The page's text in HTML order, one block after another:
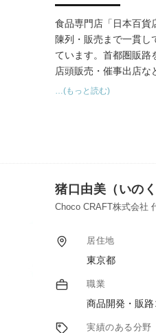
食品専門店「日本百貨
陳列・販売まで一貫し
ています。首都圏販路
店頭販売・催事出店な
出し、生産者のアイ
…(もっと読む)
猪口由美（いのく
Choco CRAFT株式会社
居住地
東京都
職業
商品開発・販
実績のある分野